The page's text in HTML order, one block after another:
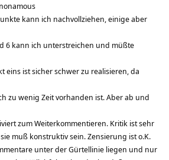
kann ich nachvollziehen, einige aber
6 kann ich unterstreichen und müßte
eins ist sicher schwer zu realisieren, da
zu wenig Zeit vorhanden ist. Aber ab und
zum Weiterkommentieren. Kritik ist sehr
muß konstruktiv sein. Zensierung ist o.K.
unter der Gürtellinie liegen und nur